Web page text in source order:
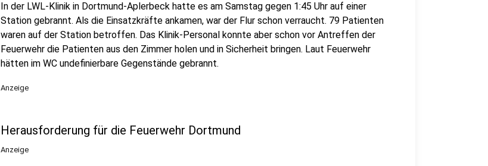
In der LWL-Klinik in Dortmund-Aplerbeck hatte es am Samstag gegen 1:45 Uhr auf einer
Station gebrannt. Als die Einsatzkräfte ankamen, war der Flur schon verraucht. 79 Patienten
waren auf der Station betroffen. Das Klinik-Personal konnte aber schon vor Antreffen der
Feuerwehr die Patienten aus den Zimmer holen und in Sicherheit bringen. Laut Feuerwehr
hätten im WC undefinierbare Gegenstände gebrannt.
Anzeige
Herausforderung für die Feuerwehr Dortmund
Anzeige